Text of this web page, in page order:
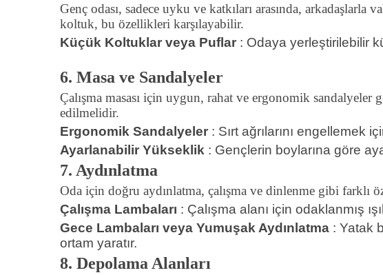
Genç odası, sadece uyku ve katkıları arasında,
koltuk, bu özellikleri karşılayabilir.
Küçük Koltuklar veya Puflar : Odaya yerleştirilebilir
6. Masa ve Sandalyeler
Çalışma masası için uygun, rahat ve ergonomik
edilmelidir.
Ergonomik Sandalyeler : Sırt ağrılarını engellemek
Ayarlanabilir Yükseklik : Gençlerin boylarına göre
7. Aydınlatma
Oda için doğru aydınlatma, çalışma ve dinlenme gibi farklı
Çalışma Lambaları : Çalışma alanı için odaklanmış
Gece Lambaları veya Yumuşak Aydınlatma : Yatak
ortam yaratır.
8. Depolama Alanları